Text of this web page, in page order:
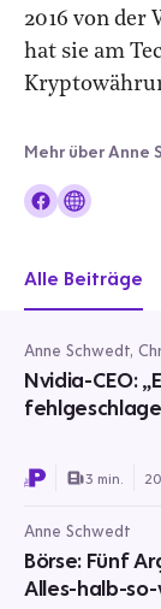
2016 von der
hat sie am
Mehr über Anne
Alle Beiträge
Anne Schwedt,
Nvidia-CEO:
3 min.
Anne Schwedt
Börse: Fünf
Alles-halb-